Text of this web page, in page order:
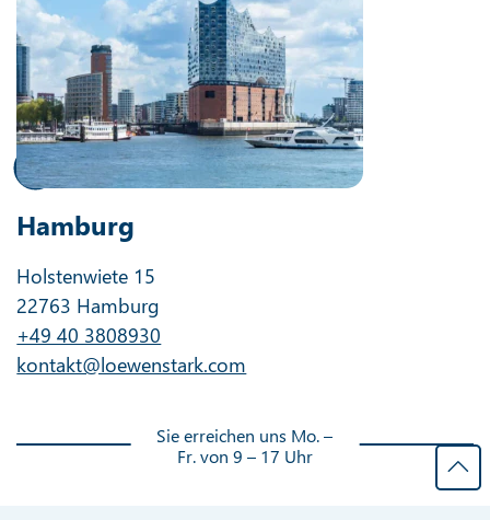
Hamburg
Holstenwiete 15
22763 Hamburg
+49 40 3808930
kontakt@loewenstark.com
Sie erreichen uns Mo. –
Fr. von 9 – 17 Uhr